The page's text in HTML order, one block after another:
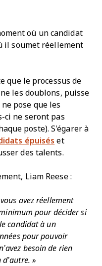
où un candidat
il soumet réellement
que le processus de
les doublons, puisse
pose que les
ci ne seront pas
poste). S'égarer à
épuisés et
des talents.
Liam Reese :
avez réellement
pour décider si
candidat à un
pour pouvoir
besoin de rien
»